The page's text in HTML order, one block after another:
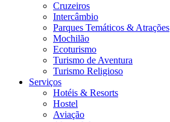
Cruzeiros
Intercâmbio
Parques Temáticos & Atrações
Mochilão
Ecoturismo
Turismo de Aventura
Turismo Religioso
Serviços
Hotéis & Resorts
Hostel
Aviação